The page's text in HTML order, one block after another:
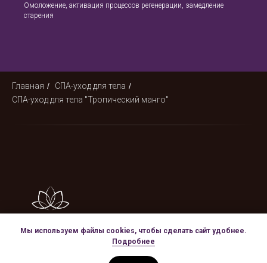
Омоложение, активация процессов регенерации, замедление
старения
Главная / СПА-уход для тела /
СПА-уход для тела "Тропический манго"
Мы используем файлы cookies, чтобы сделать сайт удобнее.
Подробнее